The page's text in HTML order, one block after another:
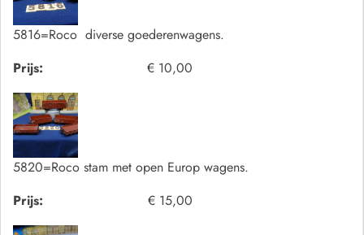
5816=Roco diverse goederenwagens.
Prijs:
€ 10,00
5820=Roco stam met open Europ wagens.
Prijs:
€ 15,00